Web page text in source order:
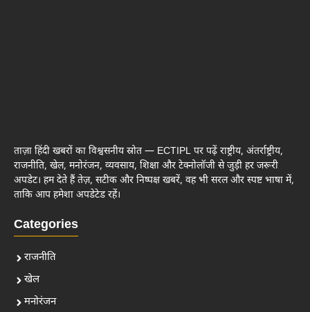
ताज़ा हिंदी खबरों का विश्वसनीय स्रोत — ECTIPL पर पढ़ें राष्ट्रीय, अंतर्राष्ट्रीय,
राजनीति, खेल, मनोरंजन, व्यवसाय, शिक्षा और टेक्नोलॉजी से जुड़ी हर जरूरी
अपडेट। हम देते हैं तेज़, सटीक और निष्पक्ष खबरें, वह भी सरल और स्पष्ट भाषा में,
ताकि आप हमेशा अपडेटेड रहें।
Categories
राजनीति
खेल
मनोरंजन